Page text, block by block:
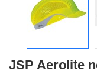
JSP Aerolite